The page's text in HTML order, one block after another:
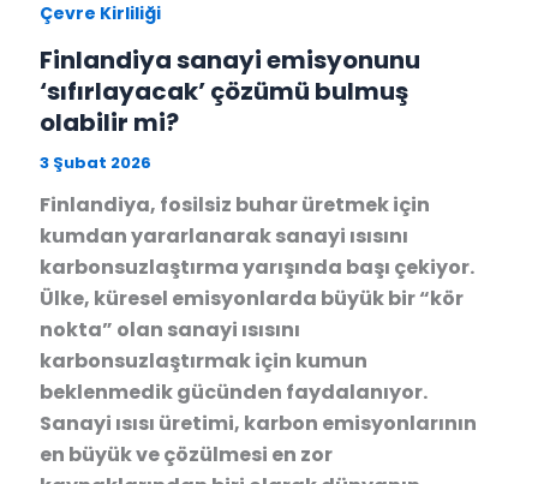
Çevre Kirliliği
Finlandiya sanayi emisyonunu
‘sıfırlayacak’ çözümü bulmuş
olabilir mi?
3 Şubat 2026
Finlandiya, fosilsiz buhar üretmek için
kumdan yararlanarak sanayi ısısını
karbonsuzlaştırma yarışında başı çekiyor.
Ülke, küresel emisyonlarda büyük bir “kör
nokta” olan sanayi ısısını
karbonsuzlaştırmak için kumun
beklenmedik gücünden faydalanıyor.
Sanayi ısısı üretimi, karbon emisyonlarının
en büyük ve çözülmesi en zor